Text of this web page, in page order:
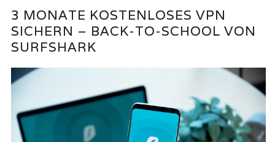
3 MONATE KOSTENLOSES VPN
SICHERN – BACK-TO-SCHOOL VON
SURFSHARK